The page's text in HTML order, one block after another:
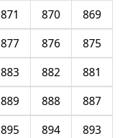
869
870
871
875
876
877
881
882
883
887
888
889
893
894
895